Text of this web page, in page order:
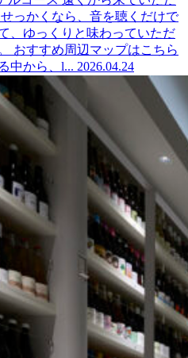
っかくなら、音を聴くだけで
、ゆっくりと味わっていただ
おすすめ周辺マップはこちら
中から、l... 2026.04.24